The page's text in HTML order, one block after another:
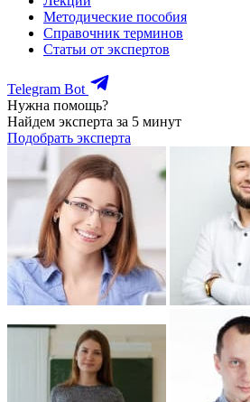
Методические пособия
Справочник терминов
Статьи от экспертов
Telegram Bot
Нужна помощь?
Найдем эксперта за 5 минут
Подобрать эксперта